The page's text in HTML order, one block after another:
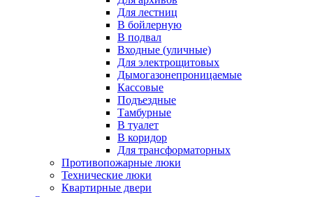
Для лестниц
В бойлерную
В подвал
Входные (уличные)
Для электрощитовых
Дымогазонепроницаемые
Кассовые
Подъездные
Тамбурные
В туалет
В коридор
Для трансформаторных
Противопожарные люки
Технические люки
Квартирные двери